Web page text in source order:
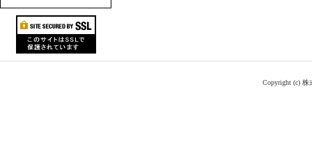
Copyright (c)